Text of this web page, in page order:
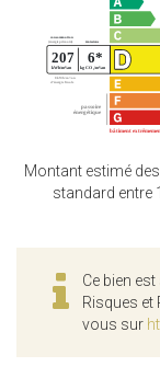
Montant estimé
standard entre
Ce bien
Risques et
vous sur